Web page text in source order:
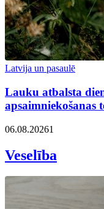
Latvija un pasaulē
Lauku atbalsta
apsaimniekošanas
06.08.20261
Veselība